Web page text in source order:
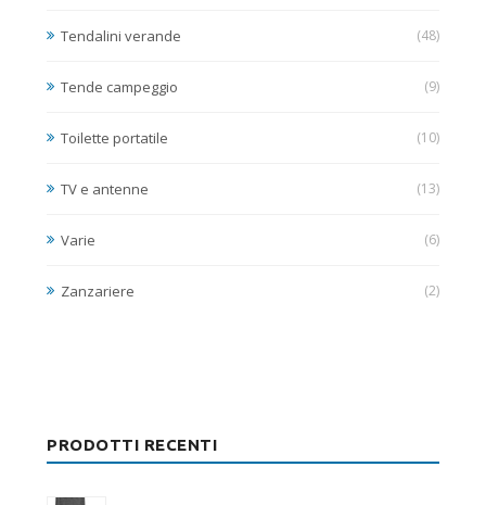
Tendalini verande (48)
Tende campeggio (9)
Toilette portatile (10)
TV e antenne (13)
Varie (6)
Zanzariere (2)
PRODOTTI RECENTI